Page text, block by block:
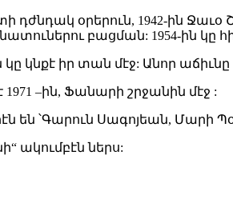
օրերուն, 1942-ին
բացման: 1954-ին կը
կը կնքէ իր տան մէջ: Անոր
–ին, Ֆանարի շրջանին մէջ :
են ՝Գարուն Սագոյեան,
ակումբէն ներս: